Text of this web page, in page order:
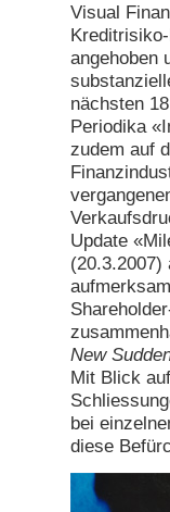
Visual
angehoben
nächsten
Periodika
zudem auf
Update
(20.3.2007)
New
Mit Blick
bei
diese